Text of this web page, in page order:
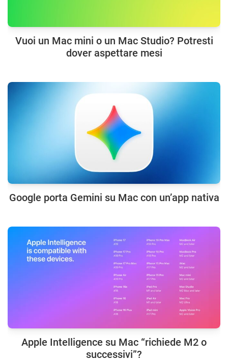
Vuoi un Mac mini o un Mac Studio? Potresti
dover aspettare mesi
Google porta Gemini su Mac con un’app nativa
Apple Intelligence su Mac “richiede M2 o
successivi”?